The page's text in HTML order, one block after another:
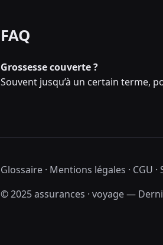
FAQ
Grossesse couverte ?
Souvent jusqu’à un certain terme,
Glossaire · Mentions légales · CGU ·
© 2025 assurances · voyage —